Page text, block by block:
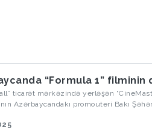
“Formula 1” filminin
ticarət mərkəzində yerləşən
Azərbaycandakı promouteri Bakı